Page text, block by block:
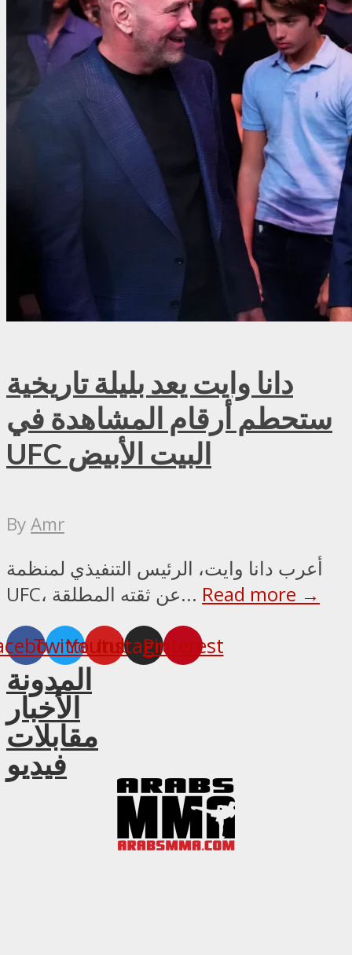
دانا وايت يعد بليلة تاريخية
ستحطم أرقام المشاهدة في
UFC البيت الأبيض
ByAmr
أعرب دانا وايت، الرئيس التنفيذي لمنظمة
UFC، عن ثقته المطلقة... Read more →
TwitterYoutube
Instagram
Pinterest
المدونة
الأخبار
مقابلات
فيديو